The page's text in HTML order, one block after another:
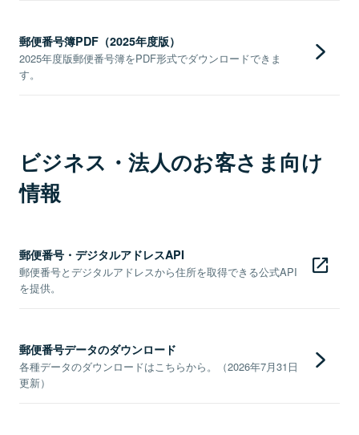
郵便番号簿PDF（2025年度版）
2025年度版郵便番号簿をPDF形式でダウンロードできま
す。
ビジネス・法人のお客さま向け
情報
郵便番号・デジタルアドレスAPI
郵便番号とデジタルアドレスから住所を取得できる公式API
を提供。
郵便番号データのダウンロード
各種データのダウンロードはこちらから。（2026年7月31日
更新）